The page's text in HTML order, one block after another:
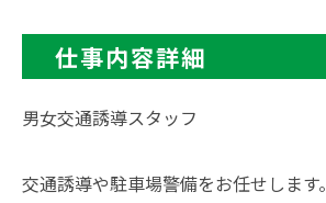
仕事内容詳細
男女交通誘導スタッフ
交通誘導や駐車場警備をお任せします。